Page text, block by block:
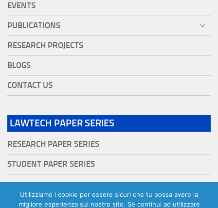
EVENTS
PUBLICATIONS
RESEARCH PROJECTS
BLOGS
CONTACT US
LAWTECH PAPER SERIES
RESEARCH PAPER SERIES
STUDENT PAPER SERIES
Utilizziamo i cookie per essere sicuri che tu possa avere la
migliore esperienza sul nostro sito. Se continui ad utilizzare